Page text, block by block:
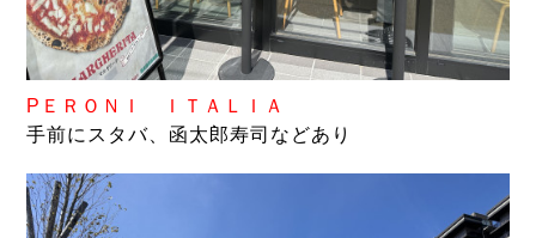
P ＥＲＯＮＩ ＩＴＡＬＩＡ
手前にスタバ、函太郎寿司などあり